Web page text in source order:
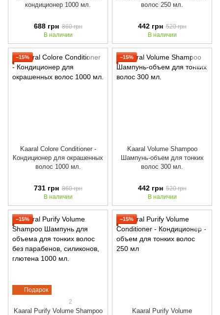
кондиционер 1000 мл.
688 грн 860 грн
В наличии
волос 250 мл.
442 грн 520 грн
В наличии
−15%
Kaaral Colore Conditioner -
Кондиционер для окрашенных
волос 1000 мл.
731 грн 860 грн
В наличии
−15%
Kaaral Volume Shampoo
Шампунь-объем для тонких
волос 300 мл.
442 грн 520 грн
В наличии
Подарок
−15%
2
Kaaral Purify Volume Shampoo
−15%
Kaaral Purify Volume